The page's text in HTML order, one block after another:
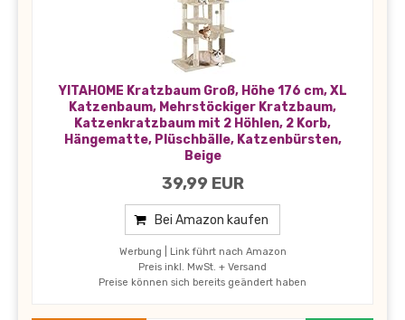
YITAHOME Kratzbaum Groß, Höhe 176 cm, XL
Katzenbaum, Mehrstöckiger Kratzbaum,
Katzenkratzbaum mit 2 Höhlen, 2 Korb,
Hängematte, Plüschbälle, Katzenbürsten,
Beige
39,99 EUR
Bei Amazon kaufen
Werbung | Link führt nach Amazon
Preis inkl. MwSt. + Versand
Preise können sich bereits geändert haben